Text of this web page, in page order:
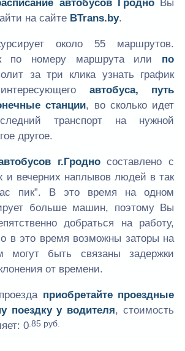
автобусов ГродноВы
на сайте BTrans.by.
около 55 маршрутов.
по номеру маршрута или по
за три клика узнать график
автобуса, путь
станции, во сколько идет
транспорт на нужной
другое.
г.Гродносоставлено с
и вечерних наплывов людей в так
пик”. В это время на одном
больше машин, поэтому Вы
добраться на работу,
в это время возможны заторы на
могут быть связаны задержки
от времени.
приобретайте проездные
поездку у водителя, стоимость
0 .85 руб.